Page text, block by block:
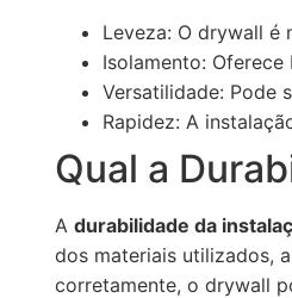
Leveza: O drywall é
Isolamento:
Versatilidade: Pode
Rapidez: A
Qual a
A durabilidade da
dos materiais utilizados,
corretamente, o drywall